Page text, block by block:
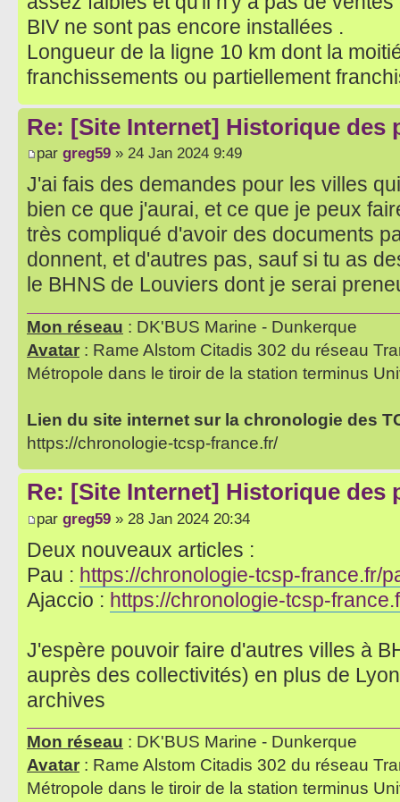
BIV ne sont pas encore installées .
Longueur de la ligne 10 km dont la
franchissements ou partiellement
Re: [Site Internet] Historique des
par greg59 » 24 Jan 2024 9:49
J'ai fais des demandes pour les villes
bien ce que j'aurai, et ce que je peux
très compliqué d'avoir des documents
donnent, et d'autres pas, sauf si tu as
le BHNS de Louviers dont je serai
Mon réseau : DK'BUS Marine - Dunkerque
Avatar : Rame Alstom Citadis 302 du réseau
Métropole dans le tiroir de la station terminus
Lien du site internet sur la chronologie des
https://chronologie-tcsp-france.fr/
Re: [Site Internet] Historique des
par greg59 » 28 Jan 2024 20:34
Deux nouveaux articles :
Pau : https://chronologie-tcsp-france.fr/
Ajaccio : https://chronologie-tcsp-
J'espère pouvoir faire d'autres villes à
auprès des collectivités) en plus de
archives
Mon réseau : DK'BUS Marine - Dunkerque
Avatar : Rame Alstom Citadis 302 du réseau
Métropole dans le tiroir de la station terminus